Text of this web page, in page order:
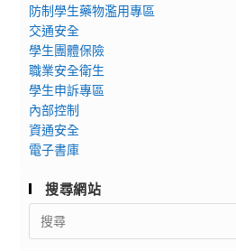
防制學生藥物濫用專區
交通安全
學生團體保險
職業安全衛生
學生申訴專區
內部控制
資通安全
電子書庫
搜尋網站
Search
for: